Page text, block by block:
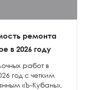
ремонта
в 2026 году
работ в
год с четким
«Ъ-Кубань»,